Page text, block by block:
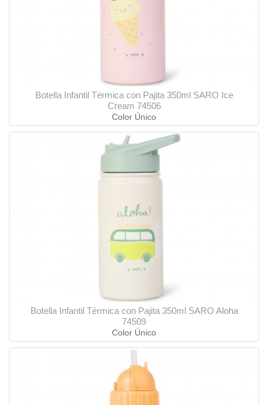
Botella Infantil Térmica con Pajita 350ml SARO Ice
Cream 74506
Color Único
Botella Infantil Térmica con Pajita 350ml SARO Aloha
74509
Color Único